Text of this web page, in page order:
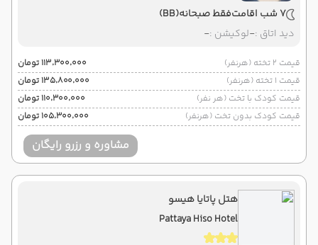
7 شب اقامت فقط صبحانه(BB)
دید اتاق :-لوکیشن :-
قیمت 2 تخته (هرنفر)
۱۱۳٬۳۰۰٬۰۰۰ تومان
قیمت 1 تخته (هرنفر)
۱۳۵٬۸۰۰٬۰۰۰ تومان
قیمت کودک با تخت (هر نفر)
۱۱۰٬۳۰۰٬۰۰۰ تومان
قیمت کودک بدون تخت (هرنفر)
۱۰۵٬۳۰۰٬۰۰۰ تومان
مشاوره و رزرو رایگان
هتل پاتایا هیسو
Pattaya Hiso Hotel